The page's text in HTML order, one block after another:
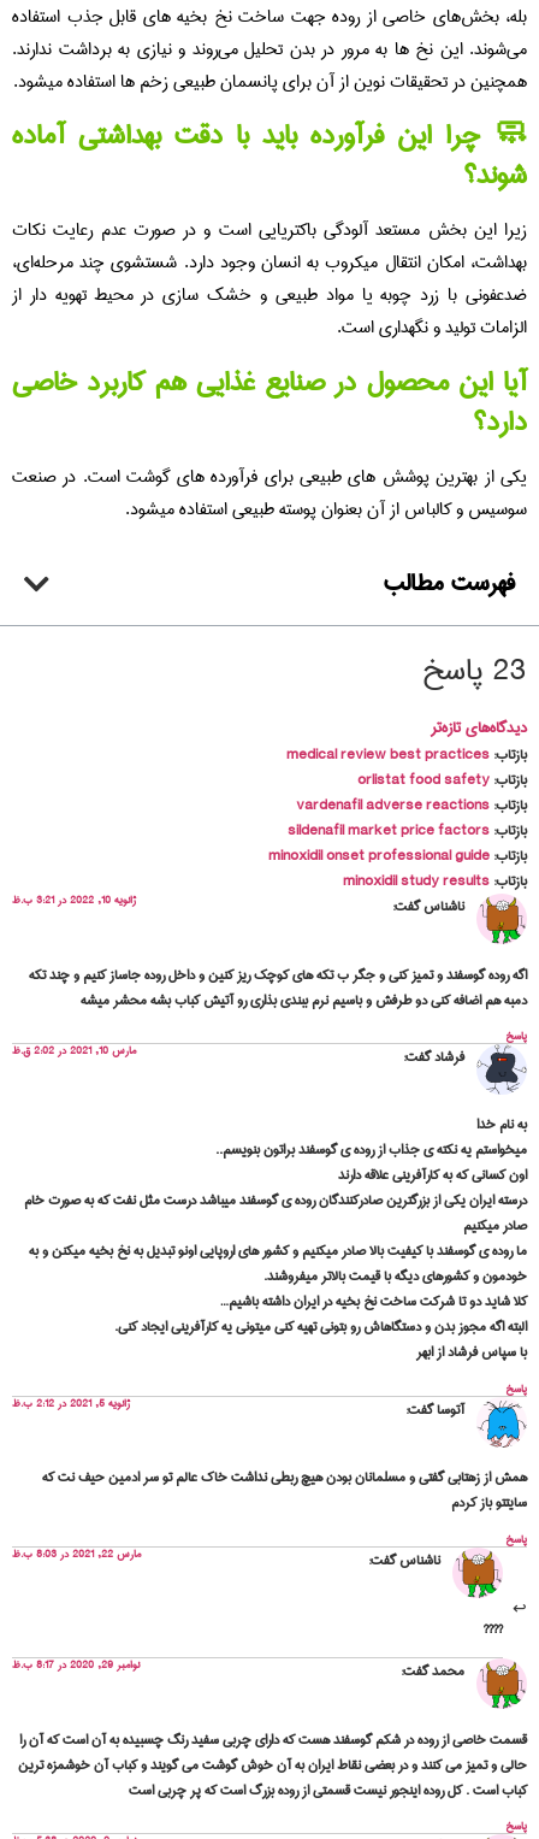
بخش‌های خاصی از روده جهت ساخت نخ بخیه‌ های قابل جذب استفاده
این نخ‌ ها به مرور در بدن تحلیل می‌روند و نیازی به برداشت ندارند.
در تحقیقات نوین از آن برای پانسمان طبیعی زخم‌ ها استفاده میشود.
چرا این فرآورده باید با دقت بهداشتی آماده
این بخش مستعد آلودگی باکتریایی است و در صورت عدم رعایت نکات
امکان انتقال میکروب به انسان وجود دارد. شستشوی چند مرحله‌ای،
با زرد چوبه یا مواد طبیعی و خشک‌ سازی در محیط تهویه‌ دار از
تولید و نگهداری است.
این محصول در صنایع غذایی هم کاربرد خاصی
از بهترین پوشش‌ های طبیعی برای فرآورده‌ های گوشت است. در صنعت
و کالباس از آن بعنوان پوسته طبیعی استفاده میشود.
فهرست مطالب
تازه‌تر
medical review best practices
orlistat food safety
vardenafil adverse reactions
sildenafil market price factors
minoxidil onset professional guide
minoxidil study results
ناشناسگفت: ژانویه 10, 2022 در 3:21 ب.ظ
روده گوسفند و تمیز کنی و جگر ب تکه های کوچک ریز کنین و داخل روده جاساز کنیم و چند تکه
هم اضافه کنی دو طرفش و باسیم نرم ببندی بذاری رو آتیش کباب بشه محشر میشه
فرشادگفت: مارس 10, 2021 در 2:02 ق.ظ
خدا
یه نکته ی جذاب از روده ی گوسفند براتون بنویسم..
کسانی که به کارآفرینی علاقه دارند
ایران یکی از بزرگترین صادرکنندگان روده ی گوسفند میباشد درست مثل نفت که به صورت خام
میکنیم
ی گوسفند با کیفیت بالا صادر میکنیم و کشور های اروپایی اونو تبدیل به نخ بخیه میکنن و به
و کشورهای دیگه با قیمت بالاتر میفروشند.
شاید دو تا شرکت ساخت نخ بخیه در ایران داشته باشیم…
اگه مجوز بدن و دستگاهاش رو بتونی تهیه کنی میتونی یه کارآفرینی ایجاد کنی.
فرشاد از ابهر
آتوساگفت: ژانویه 5, 2021 در 2:12 ب.ظ
از زهتابی گفتی و مسلمانان بودن هیچ ربطی نداشت خاک عالم تو سر ادمین حیف نت که
باز کردم
ناشناسگفت: مارس 22, 2021 در 8:03 ب.ظ
محمدگفت: نوامبر 29, 2020 در 8:17 ب.ظ
خاصی از روده در شکم گوسفند هست که دارای چربی سفید رنگ چسبیده به آن است که آن را
و تمیز می کنند و در بعضی نقاط ایران به آن خوش گوشت می گویند و کباب آن خوشمزه ترین
است . کل روده اینجور نیست قسمتی از روده بزرگ است که پر چربی است